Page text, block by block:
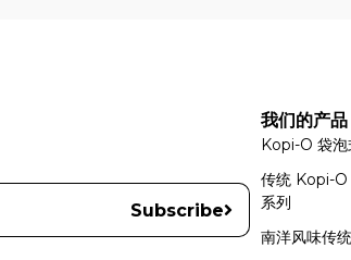
Subscribe
我们的产品
Kopi-O 袋泡
传统 Kopi-O
系列
南洋风味传